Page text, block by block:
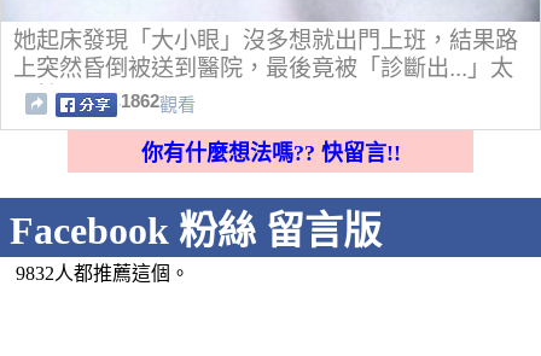
她起床發現「大小眼」沒多想就出門上班，結果路
上突然昏倒被送到醫院，最後竟被「診斷出...」太
可怕了！
1862觀看
你有什麼想法嗎?? 快留言!!
Facebook 粉絲 留言版
9832人都推薦這個。